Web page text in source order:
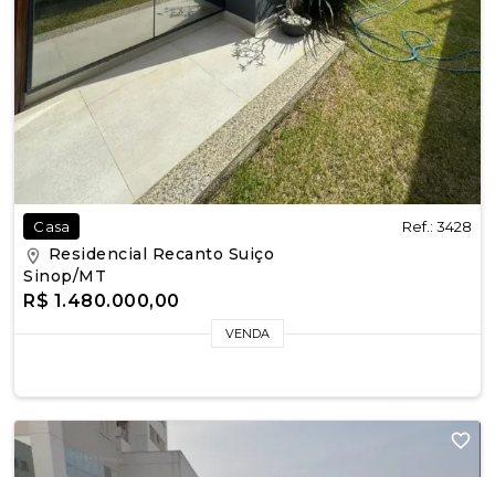
Casa Ref.: 3428
Residencial Recanto Suiço
Sinop/MT
R$ 1.480.000,00
VENDA